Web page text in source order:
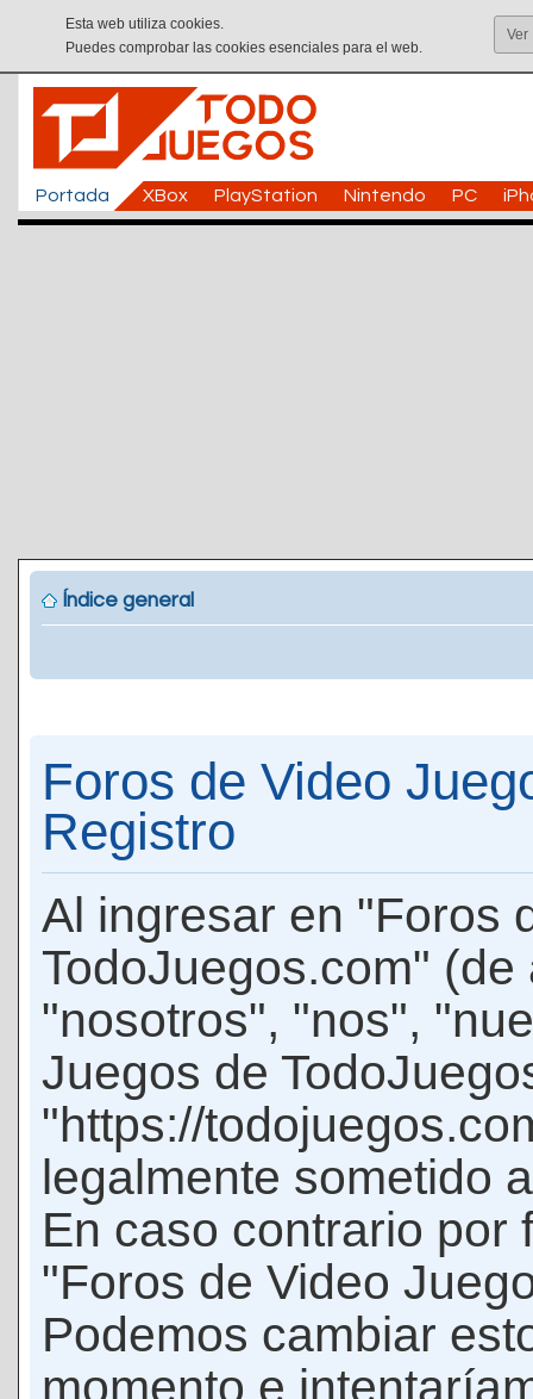
Esta web utiliza cookies.
Puedes comprobar las cookies esenciales para el web.
Ver
Portada XBox PlayStation Nintendo PC
Índice general
Foros de Video
Registro
Al ingresar en "Foros
TodoJuegos.com"
"nosotros", "nos",
Juegos de
"https://
legalmente sometido
En caso contrario por
"Foros de Video
Podemos cambiar
momento e